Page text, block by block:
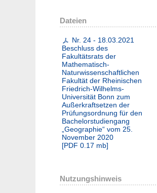
Dateien
Nr. 24 - 18.03.2021
Beschluss des
Fakultätsrats der
Mathematisch-
Naturwissenschaftlichen
Fakultät der Rheinischen
Friedrich-Wilhelms-
Universität Bonn zum
Außerkraftsetzen der
Prüfungsordnung für den
Bachelorstudiengang
„Geographie“ vom 25.
November 2020
[PDF 0.17 mb]
Nutzungshinweis